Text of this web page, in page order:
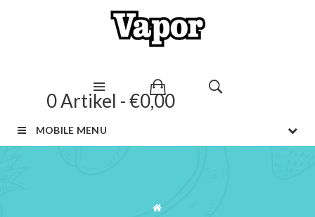
0 Artikel - €0,00
MOBILE MENU